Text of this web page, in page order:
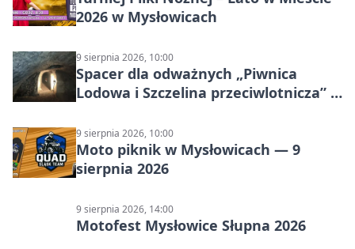
2026 w Mysłowicach
9 sierpnia 2026, 10:00
Spacer dla odważnych „Piwnica
Lodowa i Szczelina przeciwlotnicza” –
9 sierpnia 2026, 10:00
Moto piknik w Mysłowicach — 9
sierpnia 2026
9 sierpnia 2026, 14:00
Motofest Mysłowice Słupna 2026